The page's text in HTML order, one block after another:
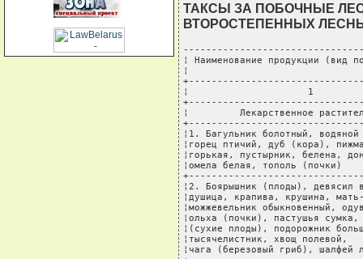
ТАКСЫ ЗА ПОБОЧНЫЕ
ВТОРОСТЕПЕННЫХ
¦ Наименование продукции
¦
¦                     1
¦         Лекарственное
¦1. Багульник болотный,
¦горец птичий, дуб (кора),
¦горькая, пустырник,
¦омела белая, тополь
¦2. Боярышник (плоды),
¦душица, крапива,
¦можжевельник
¦ольха (почки), пастушья
¦(сухие плоды),
¦тысячелистник, хвощ
¦чага (березовый гриб),